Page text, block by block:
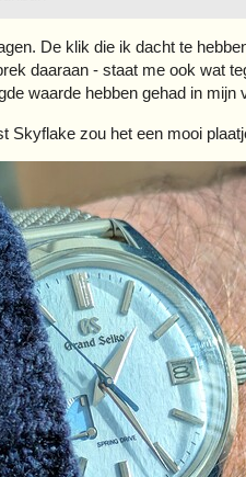
De klik die ik dacht te
daaraan - staat me ook wat
waarde hebben gehad in mijn
Skyflake zou het een mooi